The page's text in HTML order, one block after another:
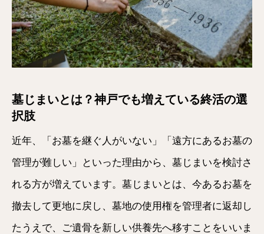
墓じまいとは？神戸でも増えている終活の選
択肢
近年、「お墓を継ぐ人がいない」「遠方にあるお墓の
管理が難しい」といった理由から、墓じまいを検討さ
れる方が増えています。墓じまいとは、今あるお墓を
撤去して更地に戻し、墓地の使用権を管理者に返却し
たうえで、ご遺骨を新しい供養先へ移すことをいいま